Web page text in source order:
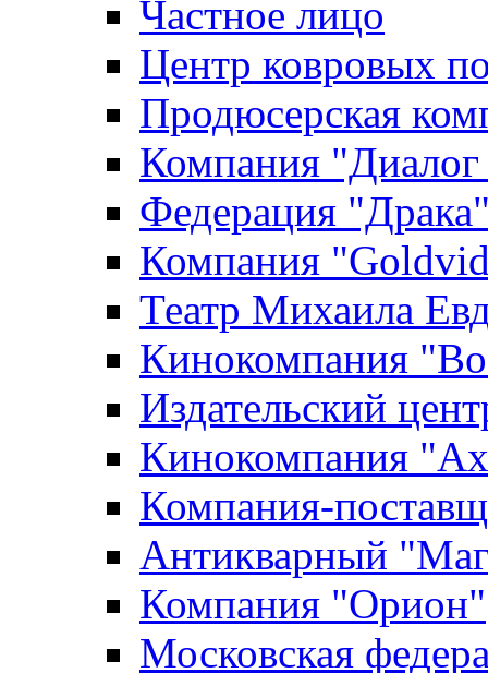
Частное лицо
Центр ковровых
Продюсерская
Компания
Федерация
Компания
Театр Михаила
Кинокомпания
Издательский
Кинокомпания
Компания-
Антикварный
Компания "Орион"
Московская